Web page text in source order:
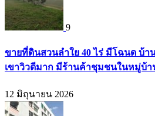
9
ขายที่ดินสวนลำใย 40 ไร่ มีโฉนด บ้า
เขาวิวดีมาก มีร้านค้าชุมชนในหมู่บ้าน
12 มิถุนายน 2026